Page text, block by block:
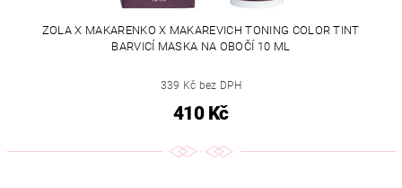
ZOLA X MAKARENKO X MAKAREVICH TONING COLOR TINT
BARVICÍ MASKA NA OBOČÍ 10 ML
339 Kč bez DPH
410 Kč